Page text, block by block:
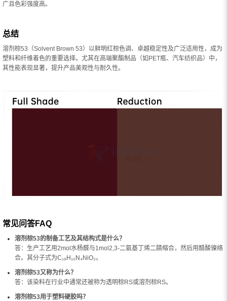
广且色彩强度高。
总结
溶剂棕53（Solvent Brown 53）以鲜明红棕色调、卓越稳定性及广泛适用性，成为
塑料和纤维着色的重要选择。尤其在高端聚酯制品（如PET瓶、汽车纺织品）中，
其性能表现显著，提升产品美观性与耐久性。
常见问答FAQ
溶剂棕53的制备工艺及其结构式是什么？
答：生产工艺用2mol水杨醛与1mol2,3-二氨基丁烯二腈缩合，然后用醋酸镍络
合。其分子式为C₁₈H₁₀N₄NiO₂。
溶剂棕53又称为什么？
答：该染料在行业中通常还被称为透明棕RS或溶剂棕RS。
溶剂棕53用于塑料硬胶吗？